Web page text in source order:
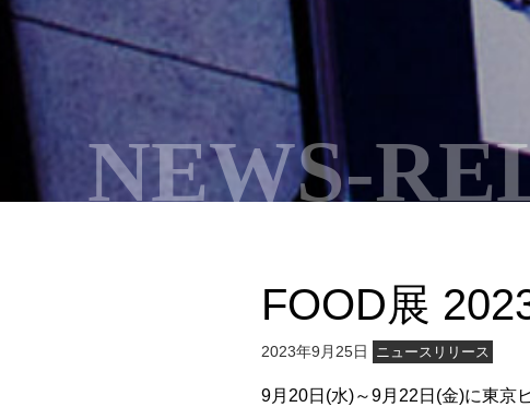
NEWS-
FOOD展
2023年9月25日 ニュースリリース
9月20日(水)～9月22日(金)に東京